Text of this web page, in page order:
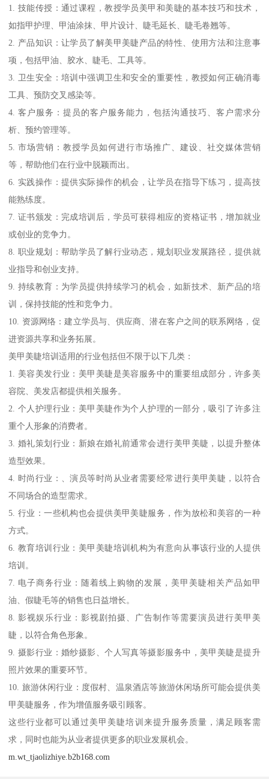
1. 技能传授：通过课程，教授学员美甲和美睫的基本技巧和技术，
如指甲护理、甲油涂抹、甲片设计、睫毛延长、睫毛卷翘等。
2. 产品知识：让学员了解美甲美睫产品的特性、使用方法和注意事
项，包括甲油、胶水、睫毛、工具等。
3. 卫生安全：培训中强调卫生和安全的重要性，教授如何正确消毒
工具、预防交叉感染等。
4. 客户服务：提员的客户服务能力，包括沟通技巧、客户需求分
析、预约管理等。
5. 市场营销：教授学员如何进行市场推广、建设、社交媒体营销
等，帮助他们在行业中脱颖而出。
6. 实践操作：提供实际操作的机会，让学员在指导下练习，提高技
能熟练度。
7. 证书颁发：完成培训后，学员可获得相应的资格证书，增加就业
或创业的竞争力。
8. 职业规划：帮助学员了解行业动态，规划职业发展路径，提供就
业指导和创业支持。
9. 持续教育：为学员提供持续学习的机会，如新技术、新产品的培
训，保持技能的性和竞争力。
10. 资源网络：建立学员与、供应商、潜在客户之间的联系网络，促
进资源共享和业务拓展。
美甲美睫培训适用的行业包括但不限于以下几类：
1. 美容美发行业：美甲美睫是美容服务中的重要组成部分，许多美
容院、美发店都提供相关服务。
2. 个人护理行业：美甲美睫作为个人护理的一部分，吸引了许多注
重个人形象的消费者。
3. 婚礼策划行业：新娘在婚礼前通常会进行美甲美睫，以提升整体
造型效果。
4. 时尚行业：、演员等时尚从业者需要经常进行美甲美睫，以符合
不同场合的造型需求。
5. 行业：一些机构也会提供美甲美睫服务，作为放松和美容的一种
方式。
6. 教育培训行业：美甲美睫培训机构为有意向从事该行业的人提供
培训。
7. 电子商务行业：随着线上购物的发展，美甲美睫相关产品如甲
油、假睫毛等的销售也日益增长。
8. 影视娱乐行业：影视剧拍摄、广告制作等需要演员进行美甲美
睫，以符合角色形象。
9. 摄影行业：婚纱摄影、个人写真等摄影服务中，美甲美睫是提升
照片效果的重要环节。
10. 旅游休闲行业：度假村、温泉酒店等旅游休闲场所可能会提供美
甲美睫服务，作为增值服务吸引顾客。
这些行业都可以通过美甲美睫培训来提升服务质量，满足顾客需
求，同时也能为从业者提供更多的职业发展机会。
m.wt_tjaolizhiye.b2b168.com